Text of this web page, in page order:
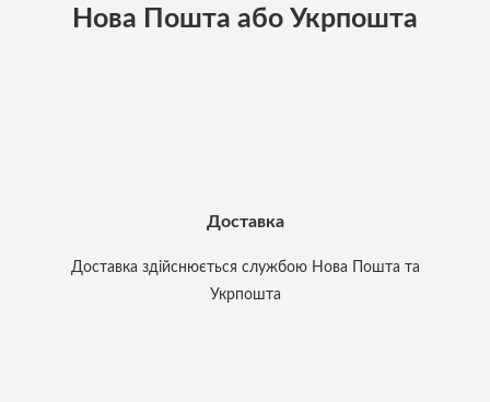
Нова Пошта або Укрпошта
Доставка
Доставка здійснюється службою Нова Пошта та
Укрпошта